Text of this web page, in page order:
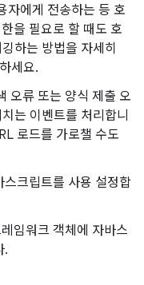
자에게 전송하는 등 호
을 필요로 할 때도 호
하는 방법을 자세히
세요.
오류 또는 양식 제출 오
는 이벤트를 처리합니
로드를 가로챌 수도
스크립트를 사용 설정합
임워크 객체에 자바스
.